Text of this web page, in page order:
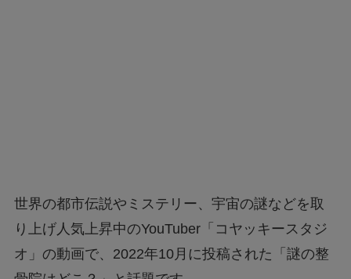
世界の都市伝説やミステリー、宇宙の謎などを取
り上げ人気上昇中のYouTuber「コヤッキースタジ
オ」の動画で、2022年10月に投稿された「謎の整